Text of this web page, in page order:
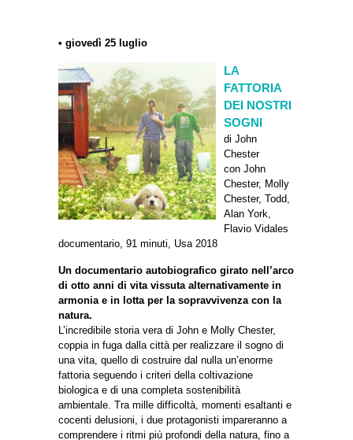
• giovedì 25 luglio
LA
FATTORIA
DEI NOSTRI
SOGNI
di John
Chester
con John
Chester, Molly
Chester, Todd,
Alan York,
Flavio Vidales
documentario, 91 minuti, Usa 2018
Un documentario autobiografico girato nell’arco
di otto anni di vita vissuta alternativamente in
armonia e in lotta per la sopravvivenza con la
natura.
L’incredibile storia vera di John e Molly Chester,
coppia in fuga dalla città per realizzare il sogno di
una vita, quello di costruire dal nulla un’enorme
fattoria seguendo i criteri della coltivazione
biologica e di una completa sostenibilità
ambientale. Tra mille difficoltà, momenti esaltanti e
cocenti delusioni, i due protagonisti impareranno a
comprendere i ritmi più profondi della natura, fino a